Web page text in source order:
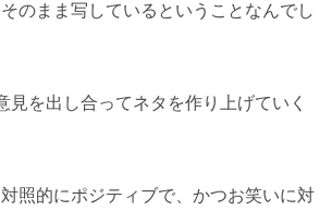
のまま写しているということなんでし
見を出し合ってネタを作り上げていく
照的にポジティブで、かつお笑いに対